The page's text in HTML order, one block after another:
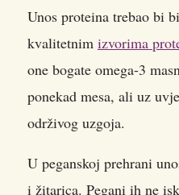
Unos proteina trebao bi
kvalitetnim izvorima
one bogate omega-3
ponekad mesa, ali uz
održivog uzgoja.
U peganskoj prehrani
i žitarica. Pegani ih ne